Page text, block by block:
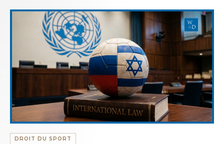
DROIT DU SPORT